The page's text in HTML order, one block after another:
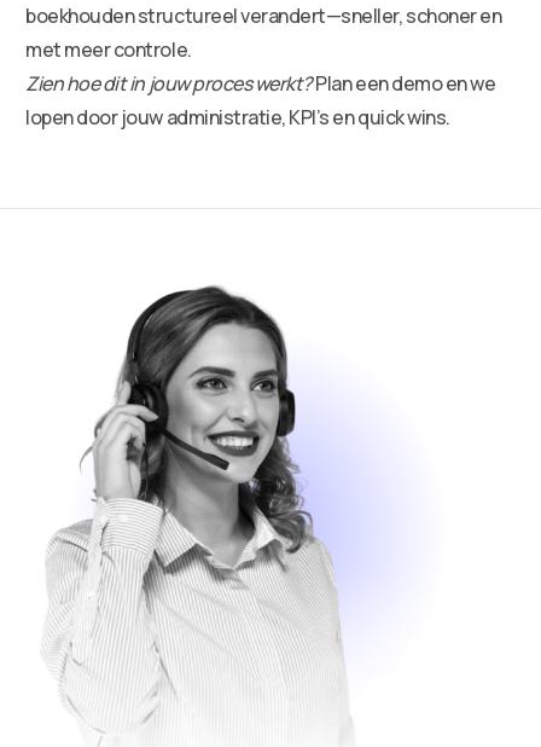
boekhouden structureel verandert—sneller, schoner en
met meer controle.
Zien hoe dit in jouw proces werkt?Plan een demo en we
lopen door jouw administratie, KPI’s en quick wins.